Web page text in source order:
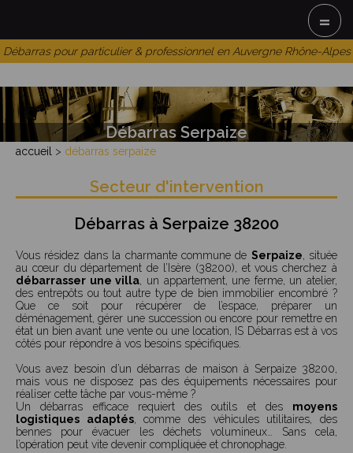
Débarras pour particulier & professionnel en Auvergne Rhône-Alpes
=
Débarras Serpaize
accueil > débarras serpaize
Secteur d'intervention
Débarras à Serpaize 38200
Vous résidez dans la charmante commune de Serpaize, située
au cœur du département de l’Isère (38200), et vous cherchez à
débarrasser une villa, un appartement, une ferme, un atelier,
des entrepôts ou tout autre type de bien immobilier encombré ?
Que ce soit pour récupérer de l’espace, préparer un
déménagement, gérer une succession ou encore pour remettre en
état un bien avant une vente ou une location, IS Débarras est à vos
côtés pour répondre à vos besoins spécifiques.
Vous avez besoin d’un débarras de maison à Serpaize 38200,
mais vous ne disposez pas des équipements nécessaires pour
réaliser cette tâche par vous-même ?
Un débarras efficace requiert des outils et des moyens
logistiques adaptés, comme des véhicules utilitaires, des
bennes pour évacuer les déchets volumineux… Sans cela,
l’opération peut vite devenir compliquée et chronophage.